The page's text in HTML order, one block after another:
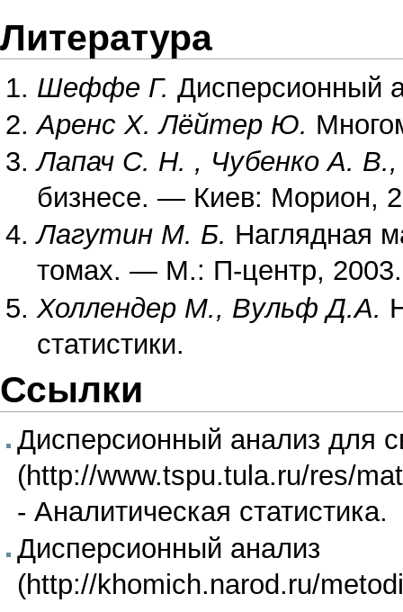
Литература
Шеффе Г. Дисперсионный
Аренс Х. Лёйтер Ю.
Лапач С. Н. , Чубенко А.
бизнесе. — Киев: Морион,
Лагутин М. Б. Наглядная
томах. — М.: П-центр, 2003.
Холлендер М., Вульф Д.А.
статистики.
Ссылки
Дисперсионный анализ для
- Аналитическая статистика.
Дисперсионный анализ